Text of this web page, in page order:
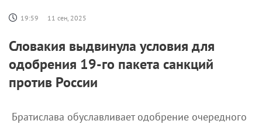
19:59 11 сен, 2025
Словакия выдвинула условия для
одобрения 19-го пакета санкций
против России
Братислава обуславливает одобрение очередного